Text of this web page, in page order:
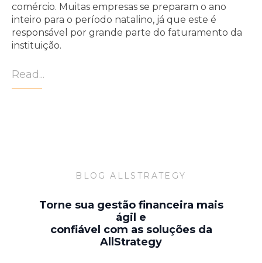
comércio. Muitas empresas se preparam o ano
inteiro para o período natalino, já que este é
responsável por grande parte do faturamento da
instituição.
Read...
BLOG ALLSTRATEGY
Torne sua gestão financeira mais
ágil e
confiável com as soluções da
AllStrategy